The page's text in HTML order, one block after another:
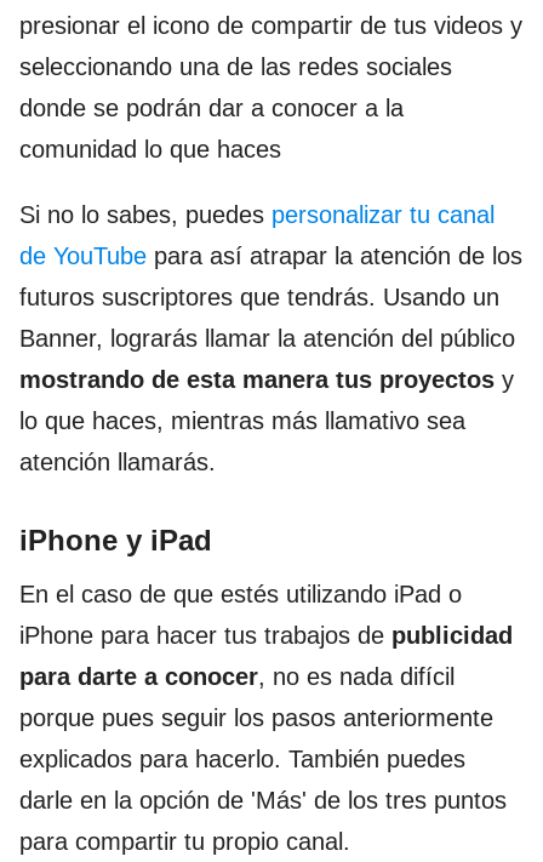
presionar el icono de compartir de tus videos y
seleccionando una de las redes sociales
donde se podrán dar a conocer a la
comunidad lo que haces
Si no lo sabes, puedes personalizar tu canal
de YouTube para así atrapar la atención de los
futuros suscriptores que tendrás. Usando un
Banner, lograrás llamar la atención del público
mostrando de esta manera tus proyectos y
lo que haces, mientras más llamativo sea
atención llamarás.
iPhone y iPad
En el caso de que estés utilizando iPad o
iPhone para hacer tus trabajos de publicidad
para darte a conocer, no es nada difícil
porque pues seguir los pasos anteriormente
explicados para hacerlo. También puedes
darle en la opción de 'Más' de los tres puntos
para compartir tu propio canal.